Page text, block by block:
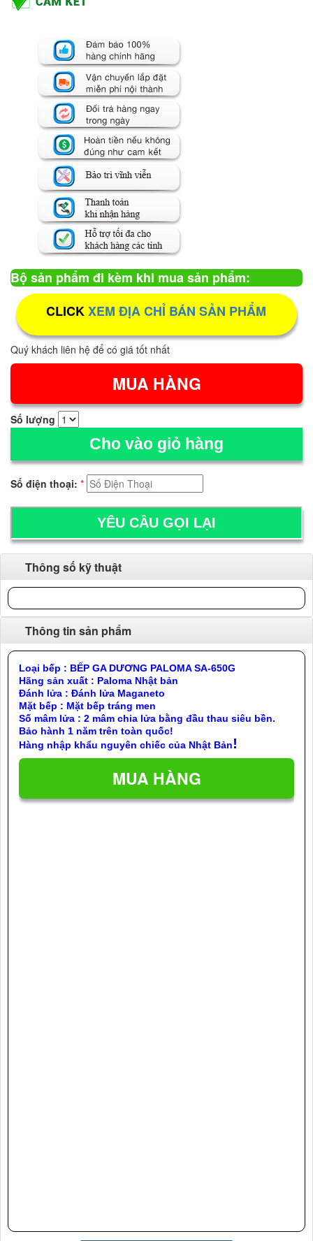
Bộ sản phẩm đi kèm khi mua sản phẩm:
CLICKXEM ĐỊA CHỈ BÁN SẢN PHẨM
Quý khách liên hệ để có giá tốt nhất
Số lượng
Cho vào giỏ hàng
Số điện thoại: *
Thông số kỹ thuật
Thông tin sản phẩm
Loại bếp : BẾP GA DƯƠNG PALOMA SA-650G
Hãng sản xuất : Paloma Nhật bản
Đánh lửa : Đánh lửa Maganeto
Mặt bếp : Mặt bếp tráng men
Số mâm lửa : 2 mâm chia lửa bằng đầu thau siêu bền.
Bảo hành 1 năm trên toàn quốc!
Hàng nhập khẩu nguyên chiếc của Nhật Bản!